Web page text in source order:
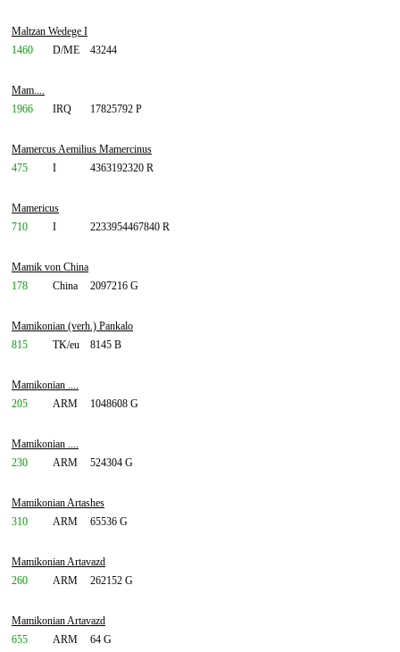
Maltzan Wedege I
1460
D/ME 43244
Mam....
1966
IRQ 17825792 P
Mamercus Aemilius Mamercinus
475
I 4363192320 R
Mamericus
710
I 2233954467840 R
Mamik von China
178
China 2097216 G
Mamikonian (verh.) Pankalo
815
TK/eu 8145 B
Mamikonian ....
205
ARM 1048608 G
Mamikonian ....
230
ARM 524304 G
Mamikonian Artashes
310
ARM 65536 G
Mamikonian Artavazd
260
ARM 262152 G
Mamikonian Artavazd
655
ARM 64 G